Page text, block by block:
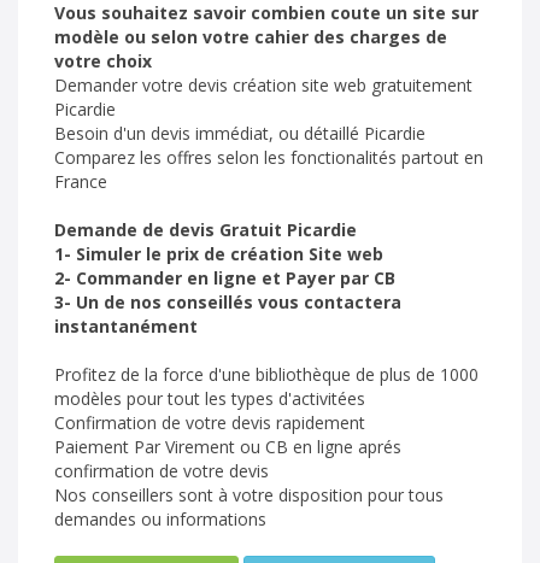
Vous souhaitez savoir combien coute un site sur
modèle ou selon votre cahier des charges de
votre choix
Demander votre devis création site web gratuitement
Picardie
Besoin d'un devis immédiat, ou détaillé Picardie
Comparez les offres selon les fonctionalités partout en
France
Demande de devis Gratuit Picardie
1- Simuler le prix de création Site web
2- Commander en ligne et Payer par CB
3- Un de nos conseillés vous contactera
instantanément
Profitez de la force d'une bibliothèque de plus de 1000
modèles pour tout les types d'activitées
Confirmation de votre devis rapidement
Paiement Par Virement ou CB en ligne aprés
confirmation de votre devis
Nos conseillers sont à votre disposition pour tous
demandes ou informations